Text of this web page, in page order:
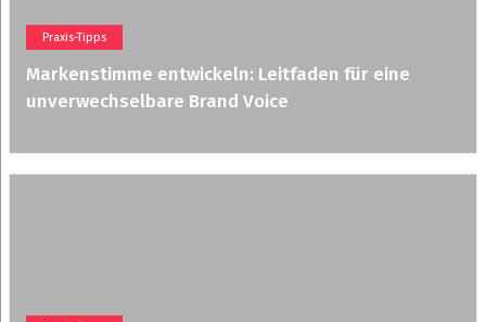
Praxis-Tipps
Markenstimme entwickeln: Leitfaden für eine
unverwechselbare Brand Voice